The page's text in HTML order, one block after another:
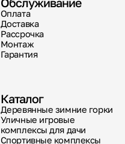
Оплата
Доставка
Рассрочка
Монтаж
Гарантия
Каталог
Деревянные зимние горки
Уличные игровые
комплексы для дачи
Спортивные комплексы